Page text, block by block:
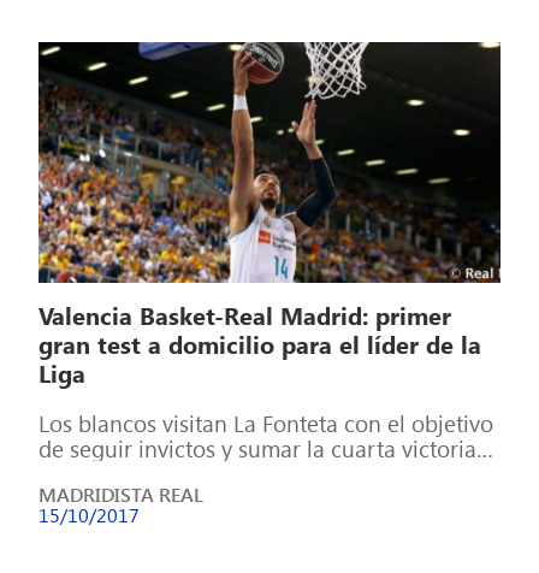
Valencia Basket-Real Madrid: primer
gran test a domicilio para el líder de la
Liga
Los blancos visitan La Fonteta con el objetivo
de seguir invictos y sumar la cuarta victoria
MADRIDISTA REAL
15/10/2017